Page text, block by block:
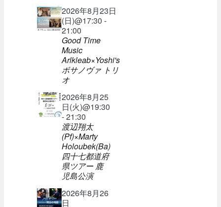
2026年8月23日
(日)@17:30 -
21:00
Good Time
Music
Arlkleab×Yoshi's
ボサノヴァ トリ
オ
2026年8月25
日(火)@19:30
- 21:30
渡辺翔太
(Pf)×Marty
Holoubek(Ba)
四十七都道府
県ツアー 鹿
児島公演
2026年8月26
日